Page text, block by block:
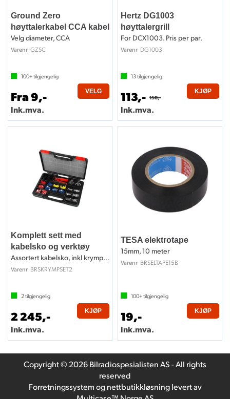
Ground Zero
høyttalerkabel CCA kabel
Velg diameter, CCA
Varenr GZSC
100+tilgjengelig
Fra 9,-
Ink.mva.
VELG
Hertz DG1003
høyttalergrill
For DCX1003. Pris per par.
Varenr DG1003
13tilgjengelig
113,- 150,-
Ink.mva.
KJØP
Komplett sett med
kabelsko og verktøy
Assortert kabelsko, inkl krympeverktøy
Varenr BRSKRYMPSET2
2tilgjengelig
2 245,-
Ink.mva.
KJØP
TESA elektrotape
15mm, 10 meter
Varenr BRSELTAPE15B
100+tilgjengelig
19,-
Ink.mva.
KJØP
Copyright © 2026 Bilradiospesialisten AS - All rights
reserved
Forretningssystemognettbutikkløsninglevert av